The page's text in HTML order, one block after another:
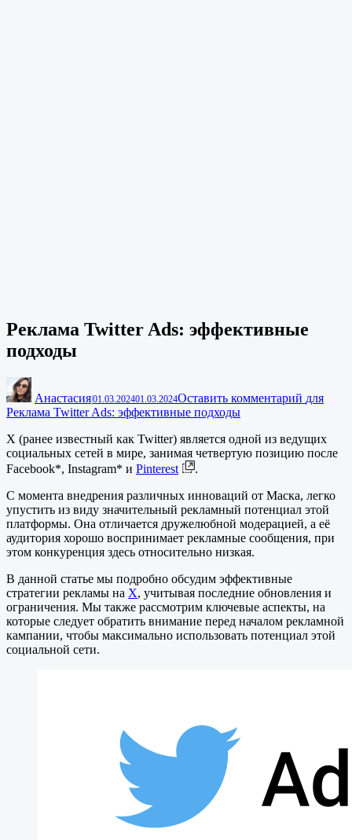
Реклама Twitter Ads: эффективные
подходы
Анастасия01.03.202401.03.2024Оставить комментарий для
Реклама Twitter Ads: эффективные подходы
X (ранее известный как Twitter) является одной из ведущих
социальных сетей в мире, занимая четвертую позицию после
Facebook*, Instagram* и Pinterest
.
С момента внедрения различных инноваций от Маска, легко
упустить из виду значительный рекламный потенциал этой
платформы. Она отличается дружелюбной модерацией, а её
аудитория хорошо воспринимает рекламные сообщения, при
этом конкуренция здесь относительно низкая.
В данной статье мы подробно обсудим эффективные
стратегии рекламы на X, учитывая последние обновления и
ограничения. Мы также рассмотрим ключевые аспекты, на
которые следует обратить внимание перед началом рекламной
кампании, чтобы максимально использовать потенциал этой
социальной сети.